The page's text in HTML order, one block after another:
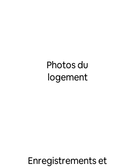
Photos du
logement
Enregistrements et